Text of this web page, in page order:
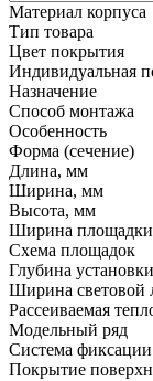
Материал корпуса
Тип товара
Цвет покрытия
Индивидуальная
Назначение
Способ монтажа
Особенность
Форма (сечение)
Длина, мм
Ширина, мм
Высота, мм
Ширина
Схема площадок
Глубина
Ширина световой
Рассеиваемая
Модельный ряд
Система
Покрытие